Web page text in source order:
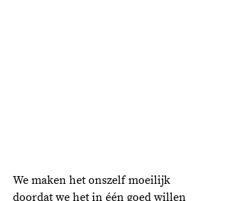
We maken het onszelf moeilijk
doordat we het in één goed willen